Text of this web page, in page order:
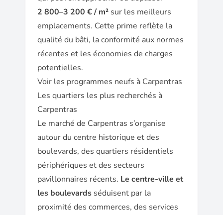
2 800–3 200 € / m² sur les meilleurs
emplacements. Cette prime reflète la
qualité du bâti, la conformité aux normes
récentes et les économies de charges
potentielles.
Voir les programmes neufs à Carpentras
Les quartiers les plus recherchés à
Carpentras
Le marché de Carpentras s’organise
autour du centre historique et des
boulevards, des quartiers résidentiels
périphériques et des secteurs
pavillonnaires récents. Le centre-ville et
les boulevards séduisent par la
proximité des commerces, des services